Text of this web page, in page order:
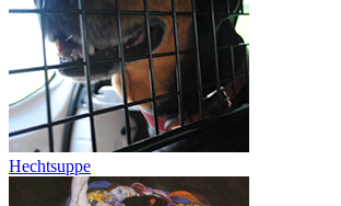
Hechtsuppe